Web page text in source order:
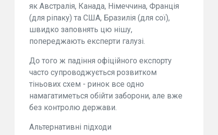
як Австралія, Канада, Німеччина, Франція
(для ріпаку) та США, Бразилія (для сої),
швидко заповнять цю нішу,
попереджають експерти галузі.
До того ж падіння офіційного експорту
часто супроводжується розвитком
тіньових схем - ринок все одно
намагатиметься обійти заборони, але вже
без контролю держави.
Альтернативні підходи